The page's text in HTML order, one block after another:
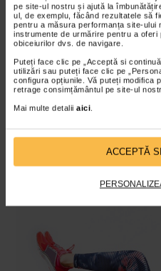
pe site-ul nostru și ajută la
ul, de exemplu, făcând rezultatele să
pentru a măsura performanța site-
instrumente de urmărire pentru a
obiceiurilor dvs. de navigare.
Puteți face clic pe „Acceptă si
utilizări sau puteți face clic pe
configura opțiunile. Vă puteți modifica
retrage consimțământul pe site-ul
Mai multe detalii aici
ACCEPTĂ
exercitii pentru abdomen!
de baza pentru muschii
Asezati-va pe spate, cu
Tineti coatele indoite si
Ridicati omoplatii de la sol,
ridicati tot spatele de pe sol,
zona lombara ramane lipita
a cate 15-20 de repetari, in